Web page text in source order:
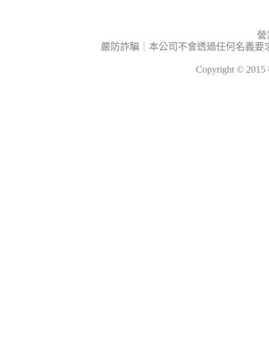
營
嚴防詐騙｜本公司不會透過任何名義
Copyright ©